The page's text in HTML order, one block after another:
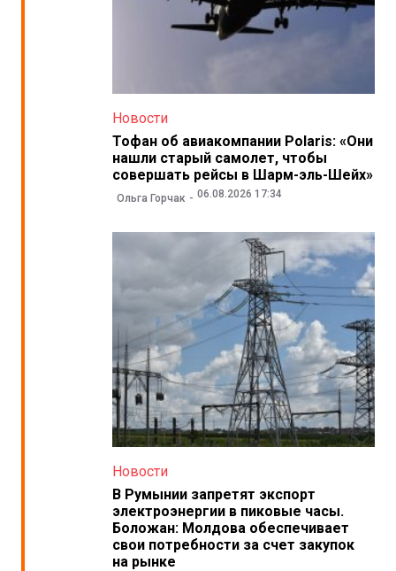
Новости
Тофан об авиакомпании Polaris: «Они
нашли старый самолет, чтобы
совершать рейсы в Шарм-эль-Шейх»
Ольга Горчак 06.08.2026 17:34
Новости
В Румынии запретят экспорт
электроэнергии в пиковые часы.
Боложан: Молдова обеспечивает
свои потребности за счет закупок
на рынке